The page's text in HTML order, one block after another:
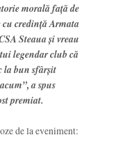
morală față de
credință Armata
Steaua și vreau
legendar club că
la bun sfârșit
a spus
premiat.
de la eveniment: